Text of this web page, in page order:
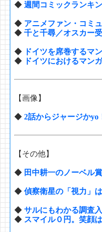
◆ 週間コミックランキ
◆ アニメファン・コミ
◆ 千と千尋／オスカー
◆
ドイツを席巻するマ
◆
ドイツにおけるマン
【画像】
◆ 2話からジャージかyo
【その他】
◆ 田中耕一のノーベル
◆ 偵察衛星の「視力」
◆ サルにもわかる調査入
◆ スマイル０円。笑顔